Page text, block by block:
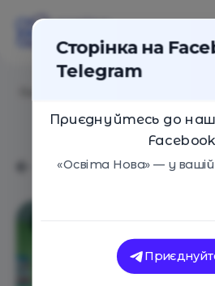
Сторінка на
Telegram
Приєднуйтесь до
Facebook
«Освіта Нова» — у